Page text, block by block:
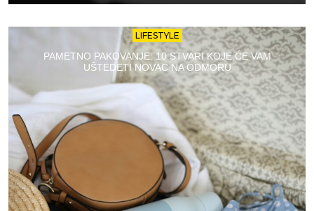
LIFESTYLE
PAMETNO PAKOVANJE: 10 STVARI KOJE ĆE VAM
UŠTEDETI NOVAC NA ODMORU